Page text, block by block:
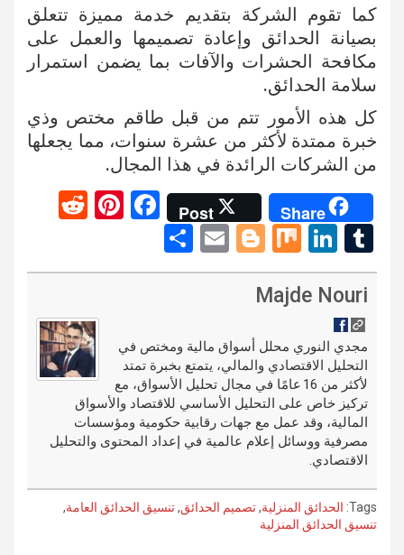
كما تقوم الشركة بتقديم خدمة مميزة تتعلق
بصيانة الحدائق وإعادة تصميمها والعمل على
مكافحة الحشرات والآفات بما يضمن استمرار
سلامة الحدائق.
كل هذه الأمور تتم من قبل طاقم مختص وذي
خبرة ممتدة لأكثر من عشرة سنوات، مما يجعلها
من الشركات الرائدة في هذا المجال.
Share
Post
F
ce
o
k
Pi
er
t
d
t
T
u
m
bl
r
Li
n
ke
n
M
ix
Bl
o
er
E
m
h
Majde Nouri
مجدي النوري محلل أسواق مالية ومختص في
التحليل الاقتصادي والمالي، يتمتع بخبرة تمتد
لأكثر من 16 عامًا في مجال تحليل الأسواق، مع
تركيز خاص على التحليل الأساسي للاقتصاد والأسواق
المالية، وقد عمل مع جهات رقابية حكومية ومؤسسات
مصرفية ووسائل إعلام عالمية في إعداد المحتوى والتحليل
الاقتصادي.
Tags: الحدائق المنزلية,تصميم الحدائق,تنسيق الحدائق العامة,
تنسيق الحدائق المنزلية